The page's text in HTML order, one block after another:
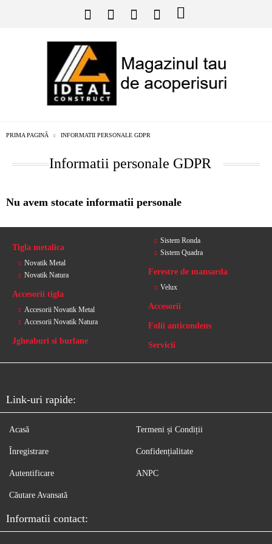
PRIMA PAGINĂ INFORMATII PERSONALE GDPR
Informatii personale GDPR
Nu avem stocate informatii personale
Tigla metalica
Novatik Metal
Novatik Natura
Accesorii tigla
Accesorii Novatik Metal
Accesorii Novatik Natura
Jgheaburi si burlane
Sistem Ronda
Sistem Quadra
Ferestre de mansarda
Velux
Accesorii
Folii anticondens
Servicii
Link-uri rapide:
Acasă
Înregistrare
Autentificare
Căutare Avansată
Termeni și Condiții
Confidențialitate
ANPC
Informatii contact: